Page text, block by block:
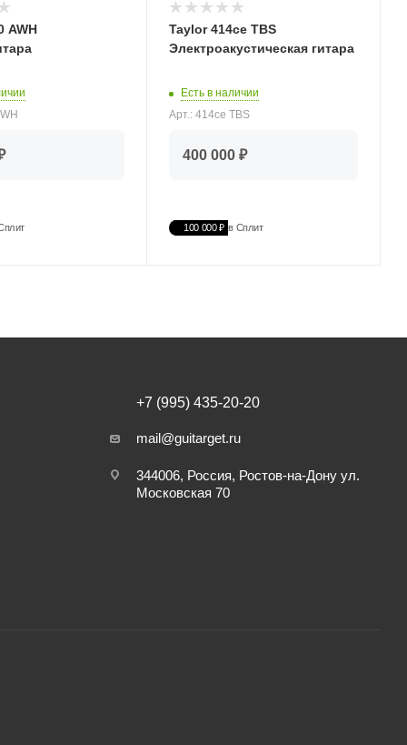
AWH
Taylor 414ce TBS
Электроакустическая гитара
Есть в наличии
Арт.: 414ce TBS
400 000 ₽
100 000 ₽ в Сплит
+7 (995) 435-20-20
mail@guitarget.ru
344006, Россия, Ростов-на-Дону ул.
Московская 70